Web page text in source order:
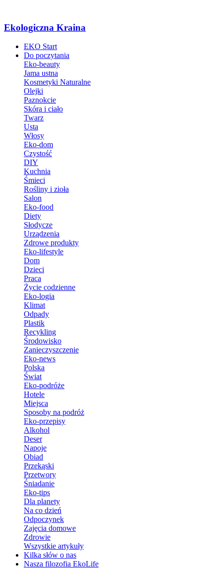
Ekologiczna Kraina
EKO Start
Do poczytania
Eko-beauty
Jama ustna
Kosmetyki Naturalne
Olejki
Paznokcie
Skóra i ciało
Twarz
Usta
Włosy
Eko-dom
Czystość
DIY
Kuchnia
Śmieci
Rośliny i zioła
Salon
Eko-food
Diety
Słodycze
Urządzenia
Zdrowe produkty
Eko-lifestyle
Dom
Dzieci
Praca
Życie codzienne
Eko-logia
Klimat
Odpady
Plastik
Recykling
Środowisko
Zanieczyszczenie
Eko-news
Polska
Świat
Eko-podróże
Hotele
Miejsca
Sposoby na podróż
Eko-przepisy
Alkohol
Deser
Napoje
Obiad
Przekąski
Przetwory
Śniadanie
Eko-tips
Dla planety
Na co dzień
Odpoczynek
Zajęcia domowe
Zdrowie
Wszystkie artykuły
Kilka słów o nas
Nasza filozofia EkoLife